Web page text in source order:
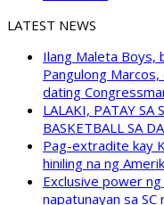
LATEST NEWS
Ilang Maleta Boys,
Pangulong
dating
LALAKI, PATAY SA
BASKETBALL SA
Pag-extradite kay
hiniling na ng
Exclusive power
napatunayan sa SC